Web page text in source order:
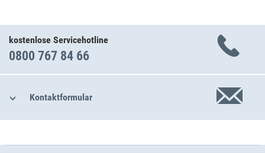
kostenlose Servicehotline
0800 767 84 66
Kontaktformular